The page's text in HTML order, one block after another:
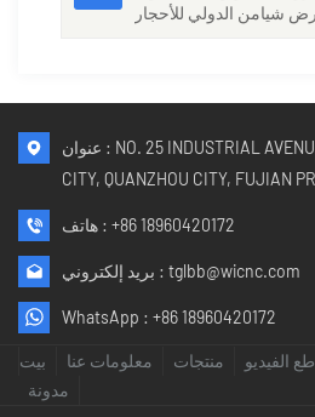
شيامن الدولي للأحجار
عنوان : NO. 25 INDUSTRIAL AVENUE, SHUITOU TOWN, NAN'AN
CITY, QUANZHOU CITY, FUJIAN
هاتف : +86 18960420172
بريد إلكتروني : tglbb@wicnc.com
WhatsApp : +86 18960420172
بيت معلومات عنا منتجات الفيديو
مدونة